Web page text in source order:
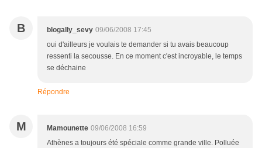
B blogally_sevy 09/06/2008 17:45
oui d'ailleurs je voulais te demander si tu avais beaucoup
ressenti la secousse. En ce moment c'est incroyable, le temps
se déchaine
Répondre
M Mamounette 09/06/2008 16:59
Athènes a toujours été spéciale comme grande ville. Polluée